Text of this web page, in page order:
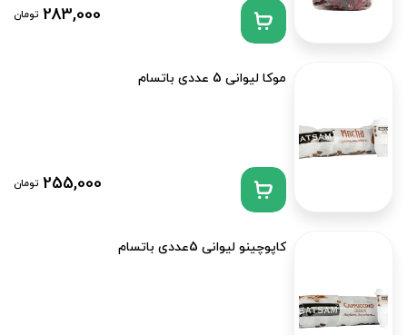
283,000 تومان
موکا لیوانی 5 عددی باتسام
255,000 تومان
کاپوچینو لیوانی 5عددی باتسام